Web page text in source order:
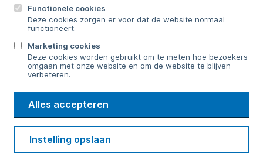
Functionele cookies
Deze cookies zorgen er voor dat de website normaal
functioneert.
Marketing cookies
Deze cookies worden gebruikt om te meten hoe bezoekers
omgaan met onze website en om de website te blijven
verbeteren.
Alles accepteren
Instelling opslaan
Contact
Bericht sturen
WMD
Drinkwater
Cookie voorkeuren
Privacy Disclaimer